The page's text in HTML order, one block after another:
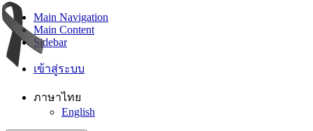
Main Navigation
Main Content
Sidebar
เข้าสู่ระบบ
ภาษาไทย
English